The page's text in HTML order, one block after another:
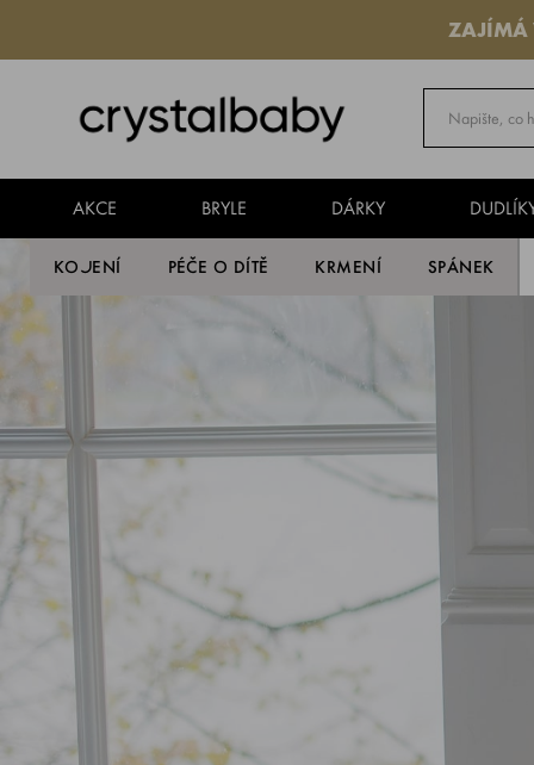
ZAJÍMÁ
AKCE BRYLE DÁRKY
KOJENÍ PÉČE O DÍTĚ KRMENÍ SPÁNEK